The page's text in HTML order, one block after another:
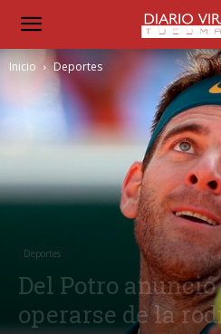
Inicio Deportes
Deportes
Del Potro
operarse de la